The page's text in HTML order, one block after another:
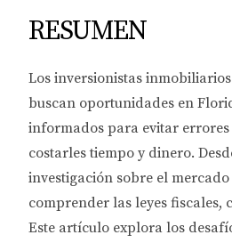
RESUMEN
Los inversionistas
buscan oportunidades en
informados para evitar errores
costarles tiempo y dinero.
investigación sobre el
comprender las leyes fiscales,
Este artículo explora los